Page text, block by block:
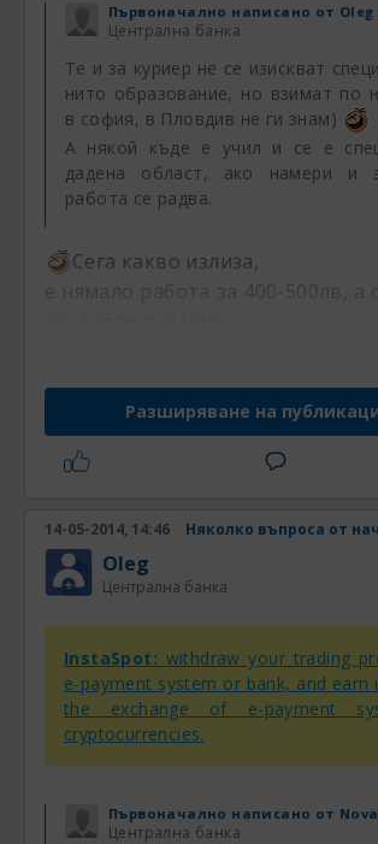
е нямало работа за 400-500лв, а
Работа за 400-500има, но
недостатъчно заплащане за
Това е абсолютна подигравка.
700-800 е също мизерно
стига за основните нужди за
само. За семейство, не може също.
А над тези пари, въобще не се
Първоначално написано от Oleg
Централна банка
Te и за куриер не се изискват
нито образование, но взимат по
в софия, в Пловдив не ги знам)
А някой къде е учил и се е
дадена област, ако намери и
работа се радва.
Сега какво излиза,
е нямало работа за 400-500лв, а
Разширяване на
14-05-2014, 14:46
Oleg
Централна банка
InstaSpot: withdraw your trading
e-payment system or bank, and earn
the exchange of e-payment
cryptocurrencies.
Първоначално написано от
Централна банка